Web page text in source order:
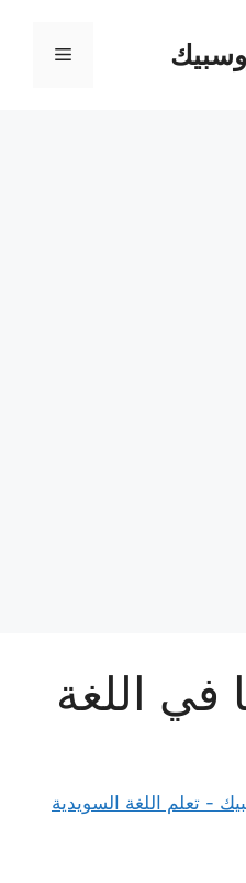
القائمة
في اللغة
- تعلم اللغة السويدية